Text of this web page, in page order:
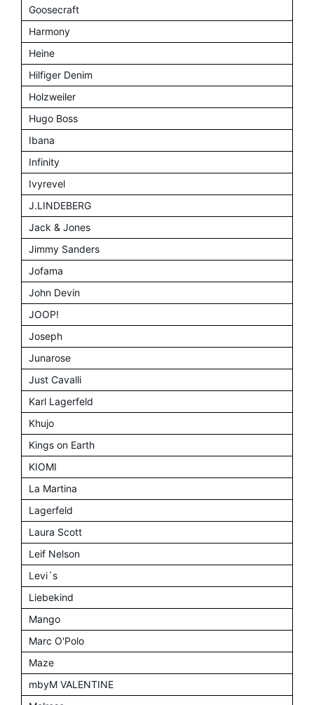
Goosecraft
Harmony
Heine
Hilfiger Denim
Holzweiler
Hugo Boss
Ibana
Infinity
Ivyrevel
J.LINDEBERG
Jack & Jones
Jimmy Sanders
Jofama
John Devin
JOOP!
Joseph
Junarose
Just Cavalli
Karl Lagerfeld
Khujo
Kings on Earth
KIOMI
La Martina
Lagerfeld
Laura Scott
Leif Nelson
Levi´s
Liebekind
Mango
Marc O'Polo
Maze
mbyM VALENTINE